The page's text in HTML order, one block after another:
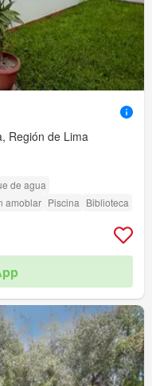
Región de Lima
de agua
amoblar Piscina Biblioteca